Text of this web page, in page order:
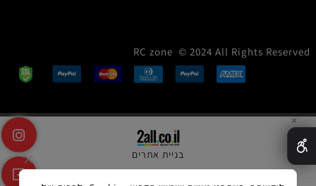
RC zone © 2024 All Rights Reserved
בניית אתרים
✕